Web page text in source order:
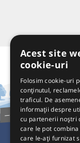
Acest site
cookie-uri
Folosim cookie-uri
conținutul,
traficul. De
informații despre
cu partenerii noștri
care le pot
care le-ați furnizat